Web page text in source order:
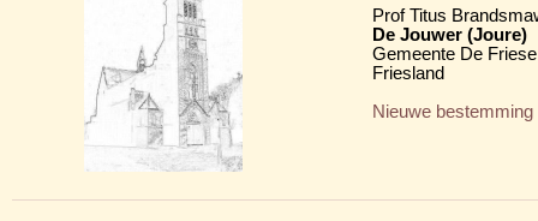
Prof Titus
De Jouwer (Joure)
Gemeente De
Friesland
Nieuwe bestemming